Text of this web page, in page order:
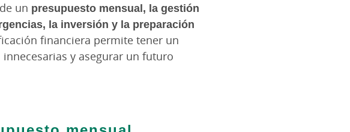
un presupuesto mensual, la gestión
la inversión y la preparación
financiera permite tener un
y asegurar un futuro